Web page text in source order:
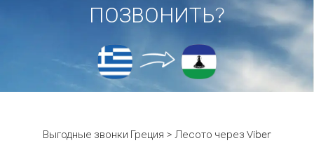
ПОЗВОНИТЬ?
Выгодные звонки Греция > Лесото через Viber